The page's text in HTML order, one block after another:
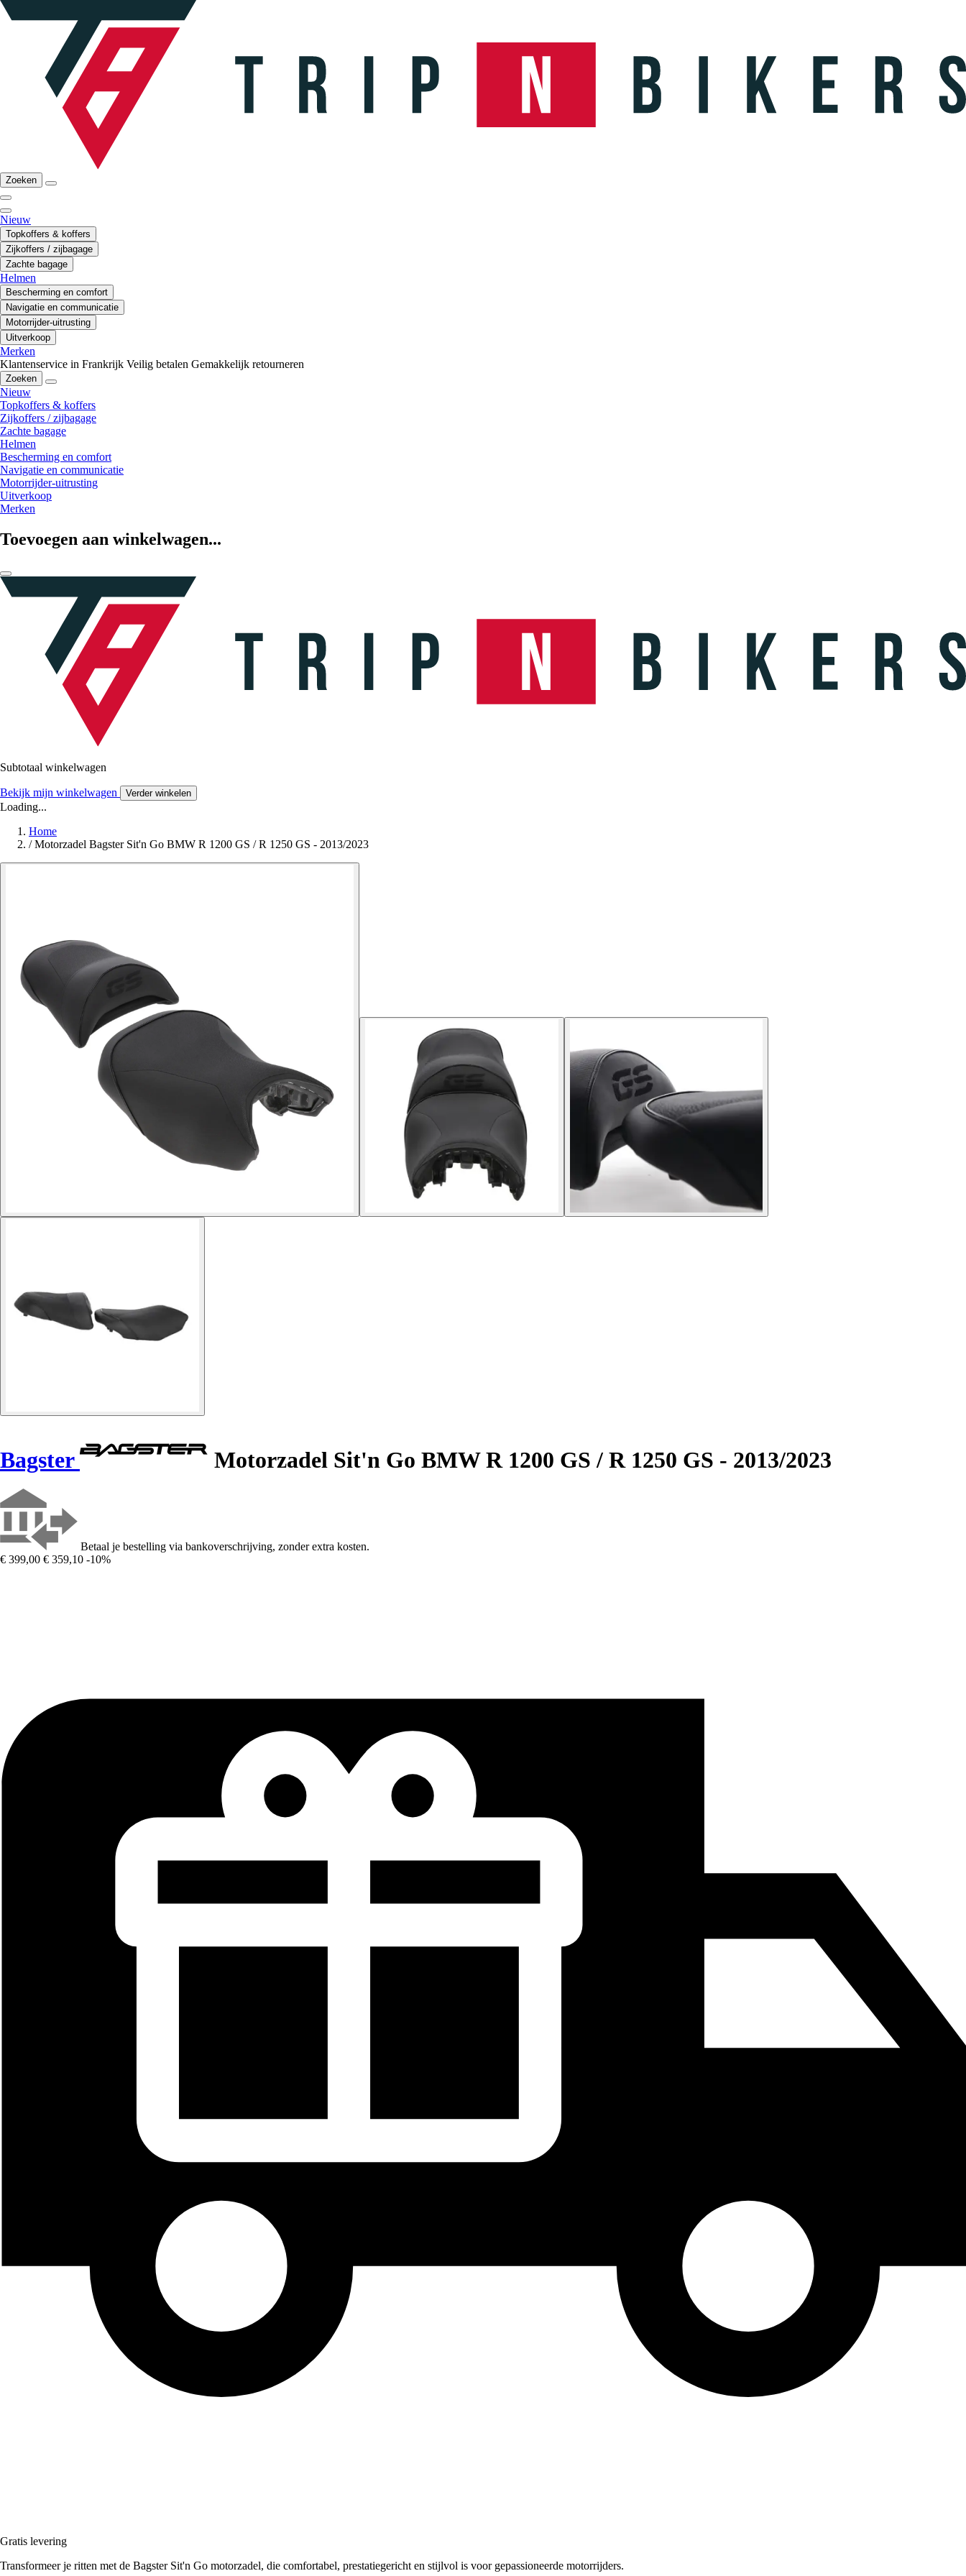
Zoeken
Nieuw
Topkoffers & koffers
Zijkoffers / zijbagage
Zachte bagage
Helmen
Bescherming en comfort
Navigatie en communicatie
Motorrijder-uitrusting
Uitverkoop
Merken
Klantenservice in Frankrijk Veilig betalen Gemakkelijk retourneren
Zoeken
Nieuw
Topkoffers & koffers
Zijkoffers / zijbagage
Zachte bagage
Helmen
Bescherming en comfort
Navigatie en communicatie
Motorrijder-uitrusting
Uitverkoop
Merken
Toevoegen aan winkelwagen...
Subtotaal winkelwagen
Bekijk mijn winkelwagen Verder winkelen
Loading...
Home
/ Motorzadel Bagster Sit'n Go BMW R 1200 GS / R 1250 GS - 2013/2023
Bagster Motorzadel Sit'n Go BMW R 1200 GS / R 1250 GS - 2013/2023
Betaal je bestelling via bankoverschrijving, zonder extra kosten.
€ 399,00 € 359,10 -10%
Gratis levering
Transformeer je ritten met de Bagster Sit'n Go motorzadel, die comfortabel, prestatiegericht en stijlvol is voor gepassioneerde motorrijders.